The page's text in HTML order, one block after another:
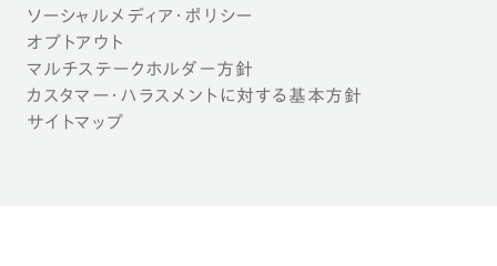
ソーシャルメディア・ポリシー
オプトアウト
マルチステークホルダー方針
カスタマー・ハラスメントに対する基本方針
サイトマップ